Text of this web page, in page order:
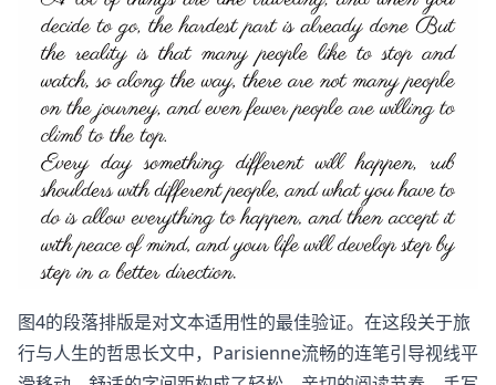
图4的段落排版是对文本适用性的最佳验证。在这段关于旅
行与人生的哲思长文中，Parisienne流畅的连笔引导视线平